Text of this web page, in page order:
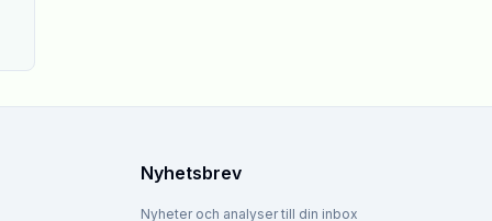
Nyhetsbrev
Nyheter och analyser till din inbox